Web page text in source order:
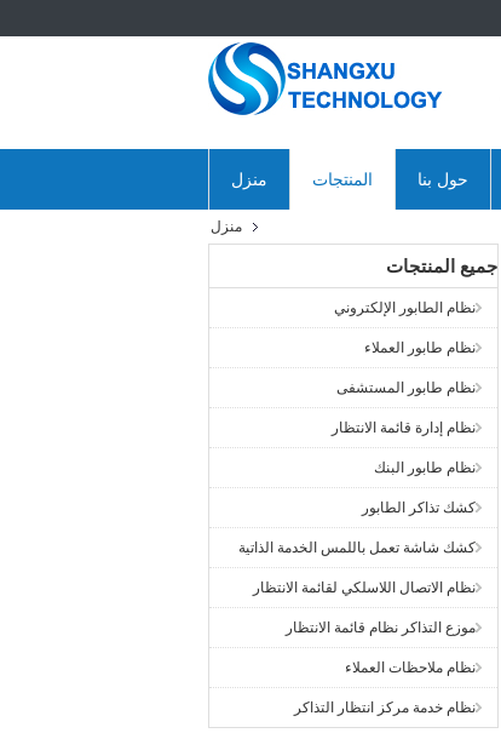
منزل المنتجات حول بنا
منزل
جميع المنتجات
نظام الطابور الإلكتروني
نظام طابور العملاء
نظام طابور المستشفى
نظام إدارة قائمة الانتظار
نظام طابور البنك
كشك تذاكر الطابور
كشك شاشة تعمل باللمس الخدمة الذاتية
نظام الاتصال اللاسلكي لقائمة الانتظار
موزع التذاكر نظام قائمة الانتظار
نظام ملاحظات العملاء
نظام خدمة مركز انتظار التذاكر